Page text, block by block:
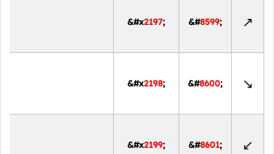
↗
&#8599;
&#x2197;
↘
&#8600;
&#x2198;
↙
&#8601;
&#x2199;